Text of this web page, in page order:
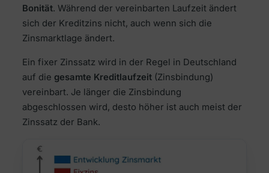
Bonität. Während der vereinbarten Laufzeit ändert
sich der Kreditzins nicht, auch wenn sich die
Zinsmarktlage ändert.
Ein fixer Zinssatz wird in der Regel in Deutschland
auf die gesamte Kreditlaufzeit(Zinsbindung)
vereinbart. Je länger die Zinsbindung
abgeschlossen wird, desto höher ist auch meist der
Zinssatz der Bank.